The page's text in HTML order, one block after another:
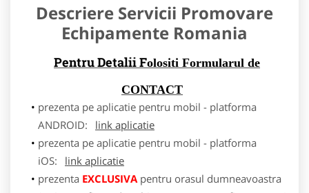
Descriere Servicii Promovare
Echipamente Romania
Pentru Detalii Folositi Formularul de
CONTACT
prezenta pe aplicatie pentru mobil - platforma
ANDROID:
link aplicatie
prezenta pe aplicatie pentru mobil - platforma
iOS:
link aplicatie
prezenta EXCLUSIVApentru orasul dumneavoastra